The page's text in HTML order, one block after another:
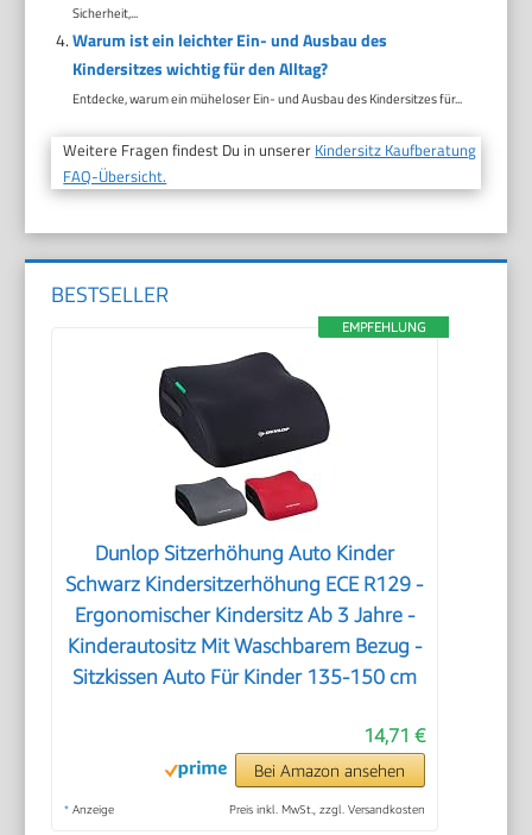
Sicherheit,...
Warum ist ein leichter Ein- und Ausbau des
Kindersitzes wichtig für den Alltag?
Entdecke, warum ein müheloser Ein- und Ausbau des Kindersitzes für...
Weitere Fragen findest Du in unserer Kindersitz Kaufberatung
FAQ-Übersicht.
BESTSELLER
EMPFEHLUNG
Dunlop Sitzerhöhung Auto Kinder
Schwarz Kindersitzerhöhung ECE R129 -
Ergonomischer Kindersitz Ab 3 Jahre -
Kinderautositz Mit Waschbarem Bezug -
Sitzkissen Auto Für Kinder 135-150 cm
14,71 €
Bei Amazon ansehen
* Anzeige Preis inkl. MwSt., zzgl. Versandkosten